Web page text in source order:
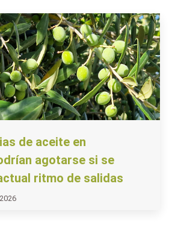
de aceite en
agotarse si se
ritmo de salidas